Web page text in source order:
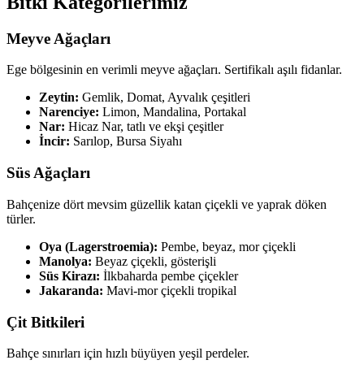
Meyve Ağaçları
Ege bölgesinin en verimli meyve ağaçları. Sertifikalı aşılı fidanlar.
Zeytin: Gemlik, Domat, Ayvalık çeşitleri
Narenciye: Limon, Mandalina, Portakal
Nar: Hicaz Nar, tatlı ve ekşi çeşitler
İncir: Sarılop, Bursa Siyahı
Süs Ağaçları
Bahçenize dört mevsim güzellik katan çiçekli ve yaprak döken
türler.
Oya (Lagerstroemia): Pembe, beyaz, mor çiçekli
Manolya: Beyaz çiçekli, gösterişli
Süs Kirazı: İlkbaharda pembe çiçekler
Jakaranda: Mavi-mor çiçekli tropikal
Çit Bitkileri
Bahçe sınırları için hızlı büyüyen yeşil perdeler.